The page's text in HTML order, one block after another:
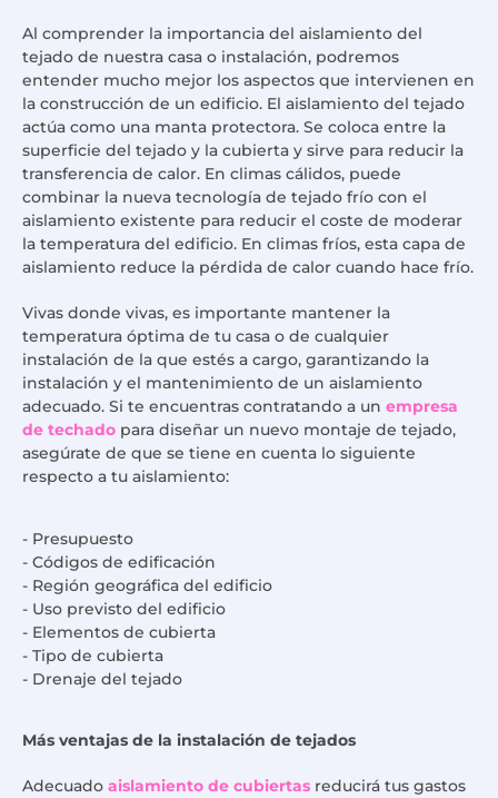
Al comprender la importancia del aislamiento del
tejado de nuestra casa o instalación, podremos
entender mucho mejor los aspectos que intervienen en
la construcción de un edificio. El aislamiento del tejado
actúa como una manta protectora. Se coloca entre la
superficie del tejado y la cubierta y sirve para reducir la
transferencia de calor. En climas cálidos, puede
combinar la nueva tecnología de tejado frío con el
aislamiento existente para reducir el coste de moderar
la temperatura del edificio. En climas fríos, esta capa de
aislamiento reduce la pérdida de calor cuando hace frío.
Vivas donde vivas, es importante mantener la
temperatura óptima de tu casa o de cualquier
instalación de la que estés a cargo, garantizando la
instalación y el mantenimiento de un aislamiento
adecuado. Si te encuentras contratando a un empresa
de techado para diseñar un nuevo montaje de tejado,
asegúrate de que se tiene en cuenta lo siguiente
respecto a tu aislamiento:
- Presupuesto
- Códigos de edificación
- Región geográfica del edificio
- Uso previsto del edificio
- Elementos de cubierta
- Tipo de cubierta
- Drenaje del tejado
Más ventajas de la instalación de tejados
Adecuado aislamiento de cubiertas reducirá tus gastos